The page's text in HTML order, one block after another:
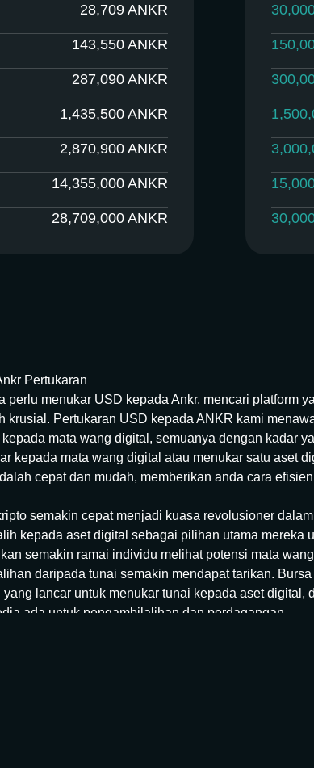
28,709 ANKR
143,550 ANKR
287,090 ANKR
1,435,500 ANKR
2,870,900 ANKR
14,355,000 ANKR
28,709,000 ANKR
Pertukaran
perlu menukar USD kepada Ankr, mencari platform
krusial. Pertukaran USD kepada ANKR kami
kepada mata wang digital, semuanya dengan kadar
kepada mata wang digital atau menukar satu aset
cepat dan mudah, memberikan anda cara
semakin cepat menjadi kuasa revolusioner
kepada aset digital sebagai pilihan utama mereka
semakin ramai individu melihat potensi mata
daripada tunai semakin mendapat tarikan.
yang lancar untuk menukar tunai kepada aset digital,
ada untuk pengambilalihan dan perdagangan.